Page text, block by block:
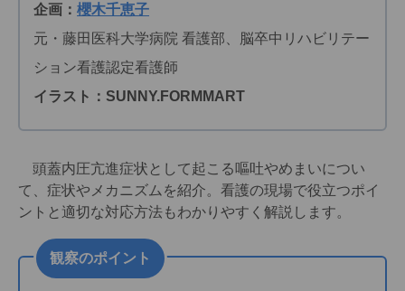
企画： 櫻木千恵子
元・藤田医科大学病院 看護部、脳卒中リハビリテー
ション看護認定看護師
イラスト：SUNNY.FORMMART
頭蓋内圧亢進症状として起こる嘔吐やめまいについ
て、症状やメカニズムを紹介。看護の現場で役立つポイ
ントと適切な対応方法もわかりやすく解説します。
観察のポイント